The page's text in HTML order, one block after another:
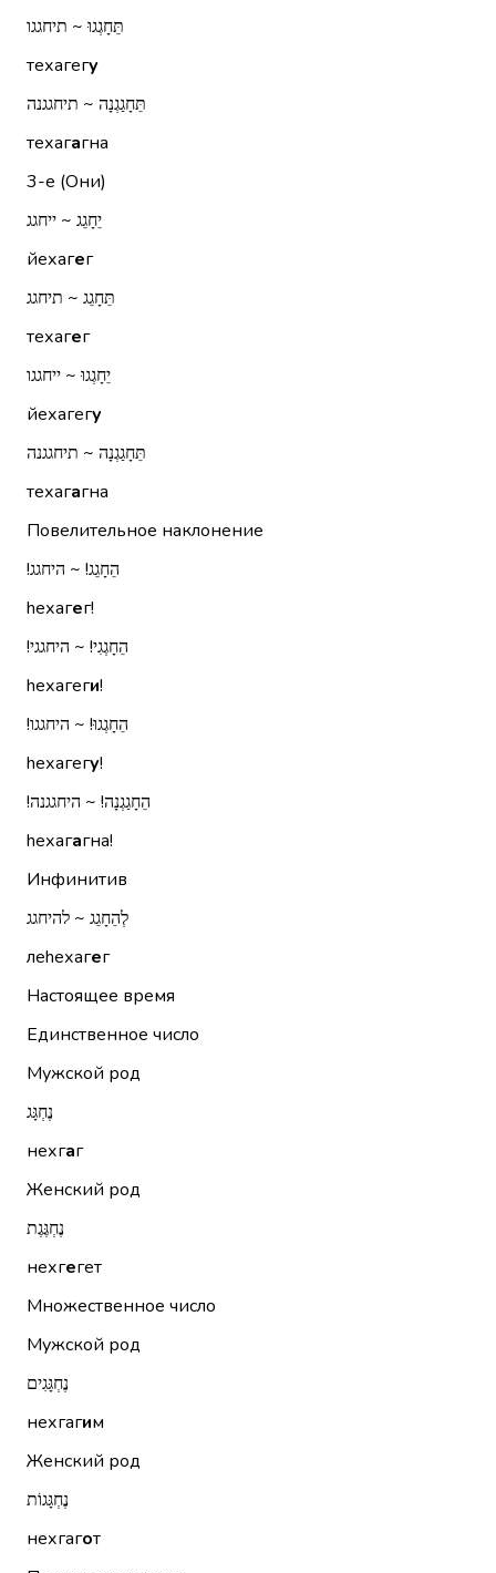
תֵּחָגְגוּ ~ תיחגגו
техагегу
תֵּחָגַגְנָה ~ תיחגגנה
техагагна
3-е (Они)
יֵחָגֵג ~ ייחגג
йехагег
תֵּחָגֵג ~ תיחגג
техагег
יֵחָגְגוּ ~ ייחגגו
йехагегу
תֵּחָגַגְנָה ~ תיחגגנה
техагагна
Повелительное наклонение
הֵחָגֵג!‏ ~ היחגג!‏
hехагег!
הֵחָגְגִי!‏ ~ היחגגי!‏
hехагеги!
הֵחָגְגוּ!‏ ~ היחגגו!‏
hехагегу!
הֵחָגַגְנָה!‏ ~ היחגגנה!‏
hехагагна!
Инфинитив
לְהֵחָגֵג ~ להיחגג
леhехагег
Настоящее время
Единственное число
Мужской род
נֶחְגָּג
нехгаг
Женский род
נֶחְגֶּגֶת
нехгегет
Множественное число
Мужской род
נֶחְגָּגִים
нехгагим
Женский род
נֶחְגָּגוֹת
нехгагот